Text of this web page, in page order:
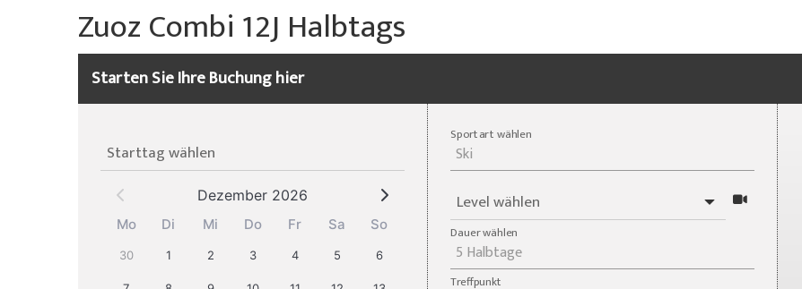
Willy's Skiverleih
Skitickets
Unser Restaurant
Spezialangebote
Skeacher
Skitickets
Unser Restaurant
Colani Skiverleih
Skitickets La Punt
La Punt
Über die Skischule
Partner & Sponsoren
Zuoz Combi 12J Halbtags
Starten Sie Ihre Buchung hier
Starttag wählen
Dezember 2026
Mo Di Mi Do Fr Sa So
30 1 2 3 4 5 6
Sportart wählen
Level wählen
Dauer wählen
Treffpunkt